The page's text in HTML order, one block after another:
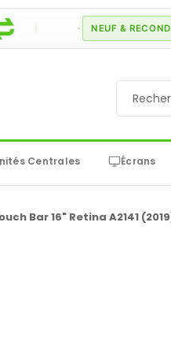
NEUF &
Centrales Écrans
Bar 16" Retina A2141